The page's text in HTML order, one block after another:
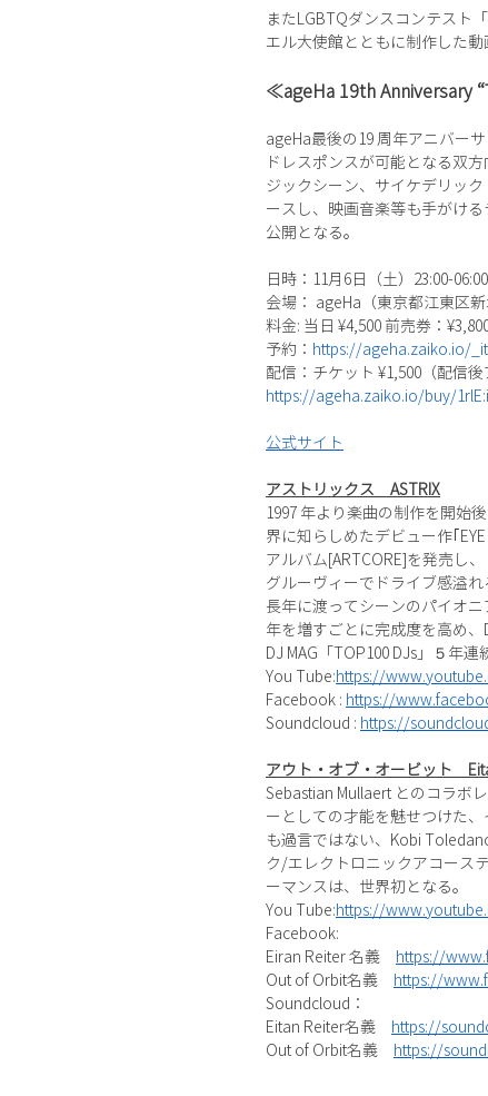
またLGBTQダンスコンテスト
エル大使館とともに制作した動
≪ageHa 19th Anniversary
ageHa最後の19 周年アニバー
ドレスポンスが可能となる双
ジックシーン、サイケデリック
ースし、映画音楽等も手がけ
公開となる。
日時：11月6日（土）23:00-06:00
会場： ageHa（東京都江東区新
料金: 当日 ¥4,500 前売券：
予約： https://ageha.zaiko.io/
配信：チケット ¥1,500（配信
https://ageha.zaiko.io/buy/
公式サイト
アストリックス ASTRIX
1997 年より楽曲の制作を開始
界に知らしめたデビュー作｢
アルバム[ARTCORE]を発売し
グルーヴィーでドライブ感溢
長年に渡ってシーンのパイオ
年を増すごとに完成度を高め、
DJ MAG「TOP100 DJs」５年
You Tube: https://
Facebook : https://
Soundcloud : https://
アウト・オブ・オービット
Sebastian Mullaert とのコラボ
ーとしての才能を魅せつけた
も過言ではない、Kobi
ク/エレクトロニックアコース
ーマンスは、世界初となる。
You Tube: https://
Facebook:
Eiran Reiter 名義
https://
Out of Orbit名義
https://
Soundcloud：
Eitan Reiter名義
https://
Out of Orbit名義
https://